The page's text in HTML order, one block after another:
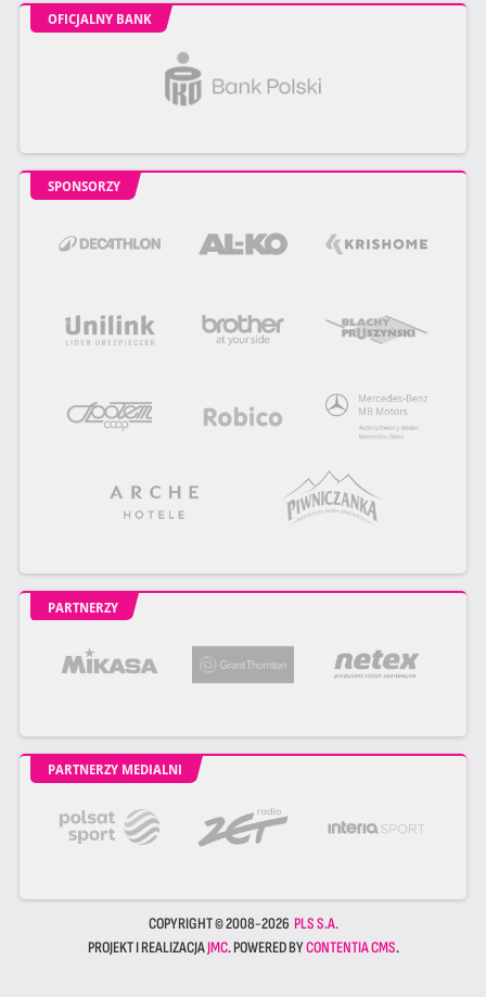
OFICJALNY BANK
SPONSORZY
PARTNERZY
PARTNERZY MEDIALNI
COPYRIGHT © 2008-2026 PLS S.A.
PROJEKT I REALIZACJAJMC. POWERED BYCONTENTIA CMS.